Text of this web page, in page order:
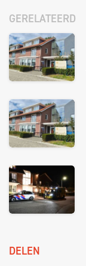
GERELATEERD
DELEN